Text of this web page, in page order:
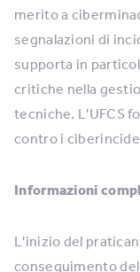
merito a
segnalazioni di
supporta in
critiche nella
tecniche. L'UFCS
contro i
Informazioni
L'inizio del
conseguimento